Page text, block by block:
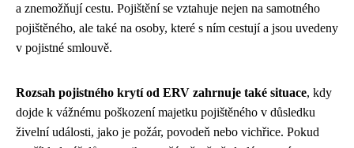
a znemožňují cestu. Pojištění se vztahuje nejen na samotného
pojištěného, ale také na osoby, které s ním cestují a jsou uvedeny
v pojistné smlouvě.
Rozsah pojistného krytí od ERV zahrnuje také situace, kdy
dojde k vážnému poškození majetku pojištěného v důsledku
živelní události, jako je požár, povodeň nebo vichřice. Pokud